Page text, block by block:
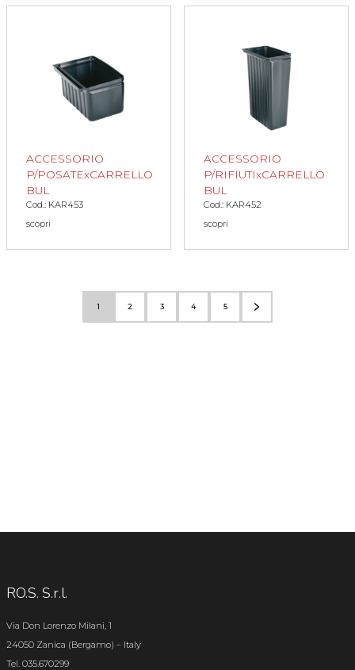
ACCESSORIO
P/POSATExCARRELLO
BUL
Cod.: KAR453
scopri
ACCESSORIO
P/RIFIUTIxCARRELLO
BUL
Cod.: KAR452
scopri
1 2 3 4 5
RO.S. S.r.l.
Via Don Lorenzo Milani, 1
24050 Zanica (Bergamo) – Italy
Tel. 035.670299